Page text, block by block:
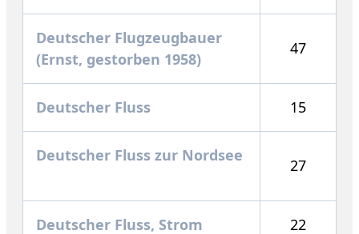
Deutscher Flugzeugbauer
(Ernst, gestorben 1958)
47
Deutscher Fluss 15
Deutscher Fluss zur Nordsee
27
Deutscher Fluss, Strom 22